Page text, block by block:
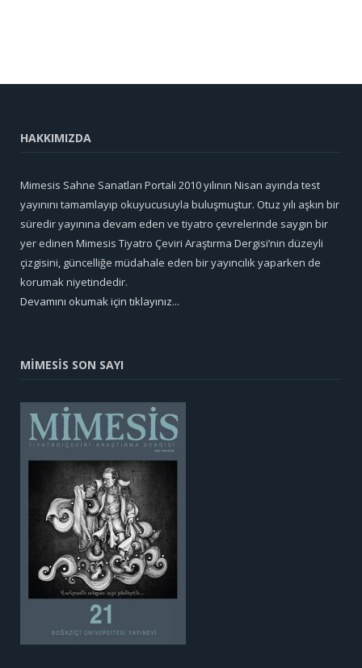
HAKKIMIZDA
Mimesis Sahne Sanatları Portali 2010 yılının Nisan ayında test
yayınını tamamlayıp okuyucusuyla buluşmuştur. Otuz yılı aşkın bir
süredir yayınına devam eden ve tiyatro çevrelerinde saygın bir
yer edinen Mimesis Tiyatro Çeviri Araştırma Dergisi’nin düzeyli
çizgisini, güncelliğe müdahale eden bir yayıncılık yaparken de
korumak niyetindedir.
Devamını okumak için tıklayınız...
MİMESİS SON SAYI